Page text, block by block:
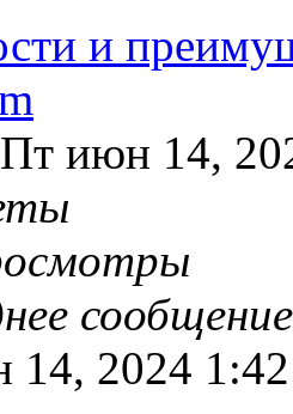
и
июн 14,
14, 2024